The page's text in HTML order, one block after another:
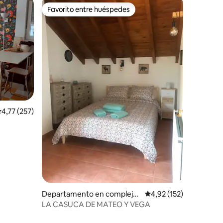
promedio: 4,77 de 5. 257 evaluaciones
4,77 (257)
Favorito entre huéspedes
Favorito entre huéspedes
Departamento en complejo
residencial en Cantabria
Calificación promedio:
4,92 (152)
LA CASUCA DE MATEO Y VEGA